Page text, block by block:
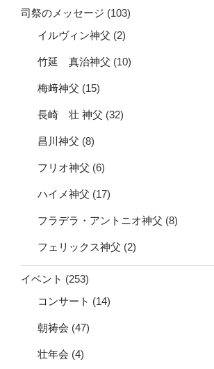
司祭のメッセージ (103)
イルヴィン神父 (2)
竹延 真治神父 (10)
梅﨑神父 (15)
長崎 壮 神父 (32)
昌川神父 (8)
フリオ神父 (6)
ハイメ神父 (17)
フラデラ・アントニオ神父 (8)
フェリックス神父 (2)
イベント (253)
コンサート (14)
朝祷会 (47)
壮年会 (4)